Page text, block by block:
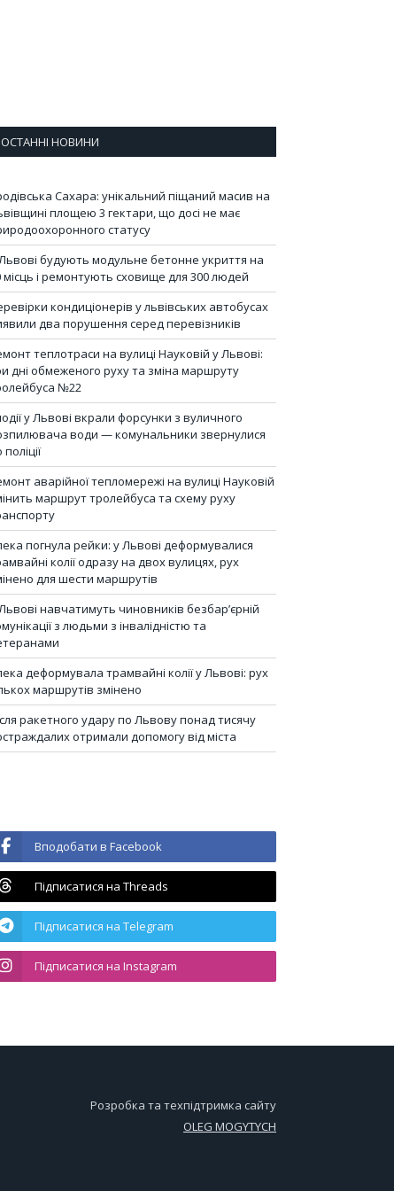
ОСТАННІ НОВИНИ
Сахара: унікальний піщаний масив на
площею 3 гектари, що досі не має
статусу
будують модульне бетонне укриття на
місць і ремонтують сховище для 300 людей
кондиціонерів у львівських автобусах
два порушення серед перевізників
теплотраси на вулиці Науковій у Львові:
дні обмеженого руху та зміна маршруту
№22
у Львові вкрали форсунки з вуличного
води — комунальники звернулися
поліції
аварійної тепломережі на вулиці Науковій
маршрут тролейбуса та схему руху
погнула рейки: у Львові деформувалися
колії одразу на двох вулицях, рух
для шести маршрутів
навчатимуть чиновників безбар’єрній
з людьми з інвалідністю та
деформувала трамвайні колії у Львові: рух
маршрутів змінено
ракетного удару по Львову понад тисячу
отримали допомогу від міста
Вподобати в Facebook
Підписатися на Threads
Підписатися на Telegram
Підписатися на Instagram
Розробка та техпідтримка сайту
OLEG MOGYTYCH